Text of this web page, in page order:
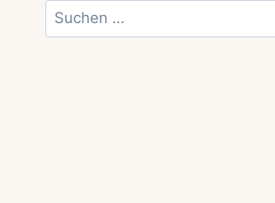
Suchen
nach: